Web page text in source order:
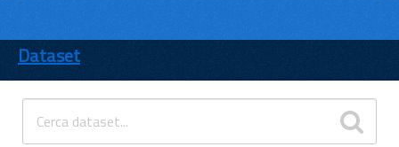
ENTI
TEMI
INFORMAZIONI
Dataset